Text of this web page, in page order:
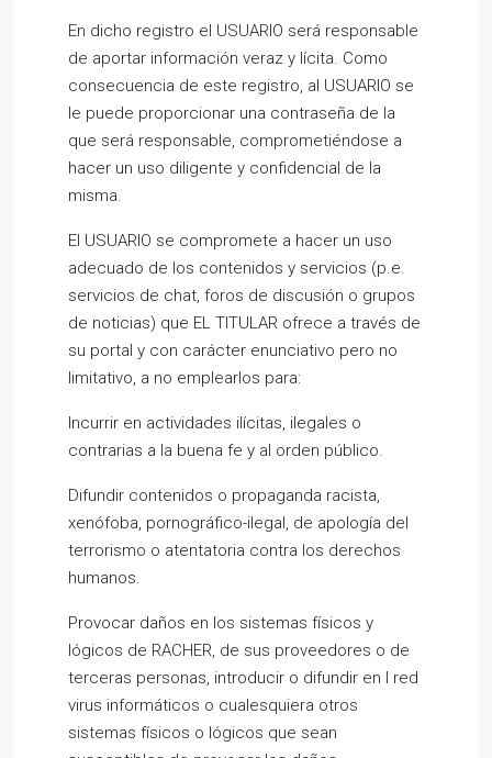
En dicho registro el USUARIO será responsable
de aportar información veraz y lícita. Como
consecuencia de este registro, al USUARIO se
le puede proporcionar una contraseña de la
que será responsable, comprometiéndose a
hacer un uso diligente y confidencial de la
misma.
El USUARIO se compromete a hacer un uso
adecuado de los contenidos y servicios (p.e.
servicios de chat, foros de discusión o grupos
de noticias) que EL TITULAR ofrece a través de
su portal y con carácter enunciativo pero no
limitativo, a no emplearlos para:
Incurrir en actividades ilícitas, ilegales o
contrarias a la buena fe y al orden público.
Difundir contenidos o propaganda racista,
xenófoba, pornográfico-ilegal, de apología del
terrorismo o atentatoria contra los derechos
humanos.
Provocar daños en los sistemas físicos y
lógicos de RACHER, de sus proveedores o de
terceras personas, introducir o difundir en l red
virus informáticos o cualesquiera otros
sistemas físicos o lógicos que sean